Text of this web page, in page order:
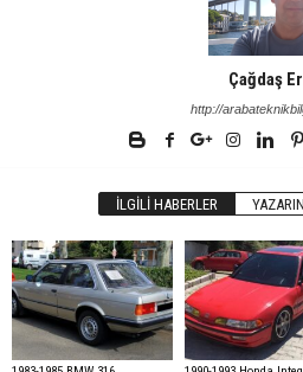
Çağdaş Er
http://
İLGILI HABERLER